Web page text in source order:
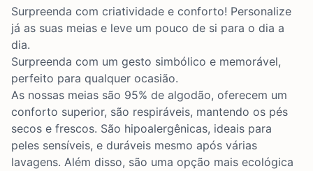
Surpreenda com criatividade e conforto! Personalize
já as suas meias e leve um pouco de si para o dia a
dia.
Surpreenda com um gesto simbólico e memorável,
perfeito para qualquer ocasião.
As nossas meias são 95% de algodão, oferecem um
conforto superior, são respiráveis, mantendo os pés
secos e frescos. São hipoalergênicas, ideais para
peles sensíveis, e duráveis mesmo após várias
lavagens. Além disso, são uma opção mais ecológica